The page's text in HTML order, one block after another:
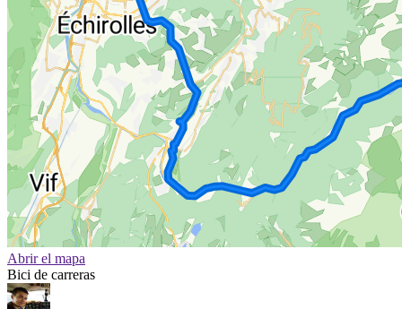
Abrir el mapa
Bici de carreras